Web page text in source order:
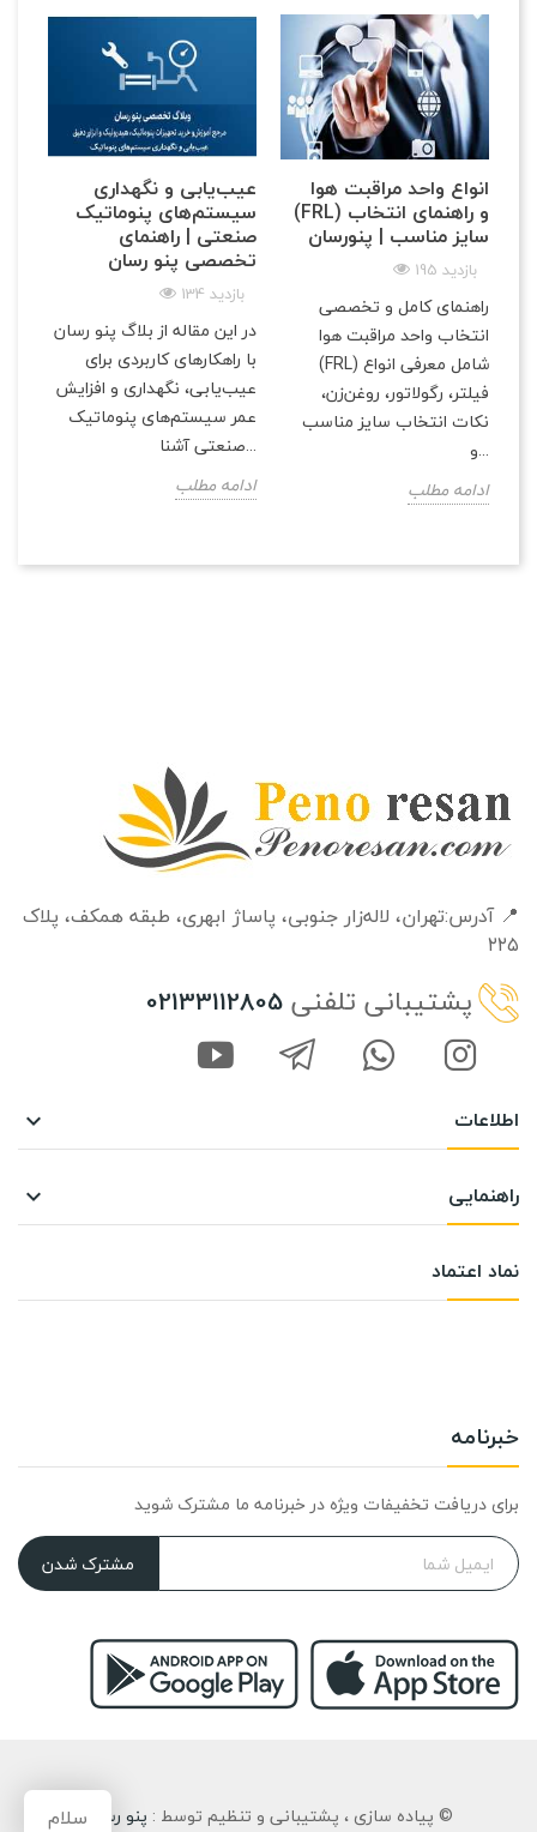
عیب‌یابی و نگهداری
سیستم‌های پنوماتیک
صنعتی | راهنمای
تخصصی پنو رسان
134 بازدید
در این مقاله از بلاگ پنو رسان
با راهکارهای کاربردی برای
عیب‌یابی، نگهداری و افزایش
عمر سیستم‌های پنوماتیک
صنعتی آشنا...
ادامه مطلب
انواع واحد مراقبت هوا
(FRL) و راهنمای انتخاب
سایز مناسب | پنو‌رسان
195 بازدید
راهنمای کامل و تخصصی
انتخاب واحد مراقبت هوا
(FRL) شامل معرفی انواع
فیلتر، رگولاتور، روغن‌زن،
نکات انتخاب سایز مناسب
و...
ادامه مطلب
📍 آدرس:تهران، لاله‌زار جنوبی، پاساژ ابهری، طبقه‌ همکف، پلاک
۲۲۵
پشتیبانی تلفنی 02133112805
اطلاعات 
راهنمایی 
نماد اعتماد
خبرنامه
برای دریافت تخفیفات ویژه در خبرنامه ما مشترک شوید
مشترک شدن
© پیاده سازی ، پشتیبانی و تنظیم توسط : پنو رسانسلام